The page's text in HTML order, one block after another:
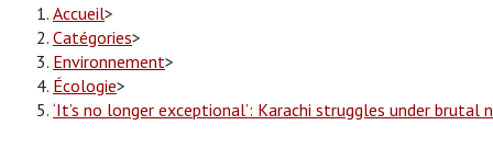
Accueil>
Catégories>
Environnement>
Écologie>
‘It’s no longer exceptional’: Karachi struggles under